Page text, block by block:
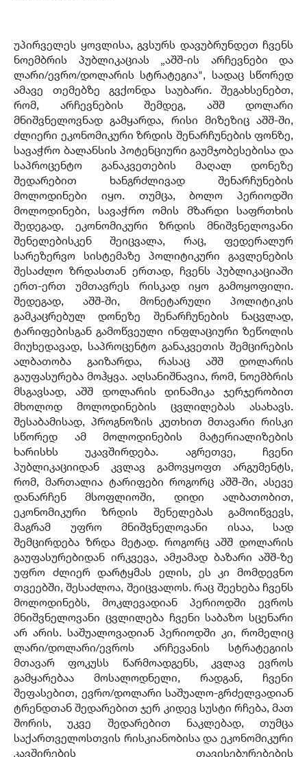
უპირველეს ყოვლისა, გვსურს დავუბრუნდეთ ჩვენს
ნოემბრის პუბლიკაციას „აშშ-ის არჩევნები და
ლარი/ევრო/დოლარის სტრატეგია", სადაც სწორედ
ამავე თემებზე გვქონდა საუბარი. შეგახსენებთ,
რომ, არჩევნების შემდეგ, აშშ დოლარი
მნიშვნელოვნად გამყარდა, რისი მიზეზიც აშშ-ში,
ძლიერი ეკონომიკური ზრდის შენარჩუნების ფონზე,
სავაჭრო ბალანსის პოტენციური გაუმჯობესებისა და
საპროცენტო განაკვეთების მაღალ დონეზე
შედარებით ხანგრძლივად შენარჩუნების
მოლოდინები იყო. თუმცა, ბოლო პერიოდში
მოლოდინები, სავაჭრო ომის მზარდი საფრთხის
შედეგად, ეკონომიკური ზრდის მნიშვნელოვანი
შენელებისკენ შეიცვალა, რაც, ფედერალურ
სარეზერვო სისტემაზე პოლიტიკური გავლენების
შესაძლო ზრდასთან ერთად, ჩვენს პუბლიკაციაში
ერთ-ერთ უმთავრეს რისკად იყო გამოყოფილი.
შედეგად, აშშ-ში, მონეტარული პოლიტიკის
გამკაცრებულ დონეზე შენარჩუნების ნაცვლად,
ტარიფებისგან გამოწვეული ინფლაციური ზეწოლის
მიუხედავად, საპროცენტო განაკვეთის შემცირების
ალბათობა გაიზარდა, რასაც აშშ დოლარის
გაუფასურება მოჰყვა. აღსანიშნავია, რომ, ნოემბრის
მსგავსად, აშშ დოლარის დინამიკა ჯერჯერობით
მხოლოდ მოლოდინების ცვლილებას ასახავს.
შესაბამისად, პროგნოზის კუთხით მთავარი რისკი
სწორედ ამ მოლოდინების მატერიალიზების
ხარისხს უკავშირდება. აგრეთვე, ჩვენი
პუბლიკაციიდან კვლავ გამოვყოფთ არგუმენტს,
რომ, მართალია ტარიფები როგორც აშშ-ში, ასევე
დანარჩენ მსოფლიოში, დიდი ალბათობით,
ეკონომიკური ზრდის შენელებას გამოიწვევს,
მაგრამ უფრო მნიშვნელოვანი ისაა, სად
შემცირდება ზრდა მეტად. როგორც აშშ დოლარის
გაუფასურებიდან ირკვევა, ამჟამად ბაზარი აშშ-ზე
უფრო ძლიერ დარტყმას ელის, ეს კი მომდევნო
თვეებში, შესაძლოა, შეიცვალოს. რაც შეეხება ჩვენს
მოლოდინებს, მოკლევადიან პერიოდში ევროს
მნიშვნელოვანი ცვლილება ჩვენი საბაზო სცენარი
არ არის. საშუალოვადიან პერიოდში კი, რომელიც
ლარი/დოლარი/ევროს არჩევანის სტრატეგიის
მთავარ ფოკუსს წარმოადგენს, კვლავ ევროს
გამყარებაა მოსალოდნელი, რადგან, ჩვენი
შეფასებით, ევრო/დოლარი საშუალო-გრძელვადიან
ტრენდთან შედარებით ჯერ კიდევ სუსტი რჩება, მათ
შორის, უკვე შედარებით ნაკლებად, თუმცა
საქართველოსთვის რისკიანობისა და ეკონომიკური
კავშირების თავისებურებების